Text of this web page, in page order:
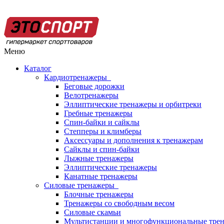
Меню
Каталог
Кардиотренажеры
Беговые дорожки
Велотренажеры
Эллиптические тренажеры и орбитреки
Гребные тренажеры
Спин-байки и сайклы
Степперы и климберы
Аксессуары и дополнения к тренажерам
Сайклы и спин-байки
Лыжные тренажеры
Эллиптические тренажеры
Канатные тренажеры
Силовые тренажеры
Блочные тренажеры
Тренажеры со свободным весом
Силовые скамьи
Мультистанции и многофункциональные